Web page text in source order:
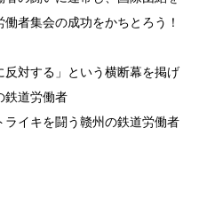
者集会の成功をかちとろう！
対する」という横断幕を掲げ
鉄道労働者
イキを闘う赣州の鉄道労働者